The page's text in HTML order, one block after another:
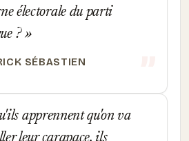
électorale du parti
?
SÉBASTIEN
apprennent qu'on va